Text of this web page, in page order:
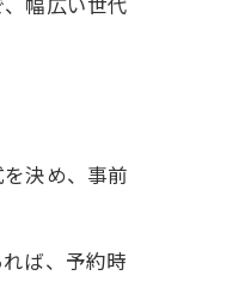
幅広い世代
決め、事前
ば、予約時